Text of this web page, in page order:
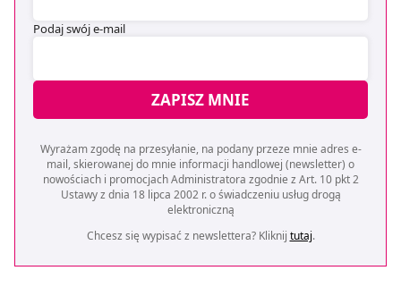
Podaj swój e-mail
ZAPISZ MNIE
Wyrażam zgodę na przesyłanie, na podany przeze mnie adres e-
mail, skierowanej do mnie informacji handlowej (newsletter) o
nowościach i promocjach Administratora zgodnie z Art. 10 pkt 2
Ustawy z dnia 18 lipca 2002 r. o świadczeniu usług drogą
elektroniczną
Chcesz się wypisać z newslettera? Kliknij tutaj.